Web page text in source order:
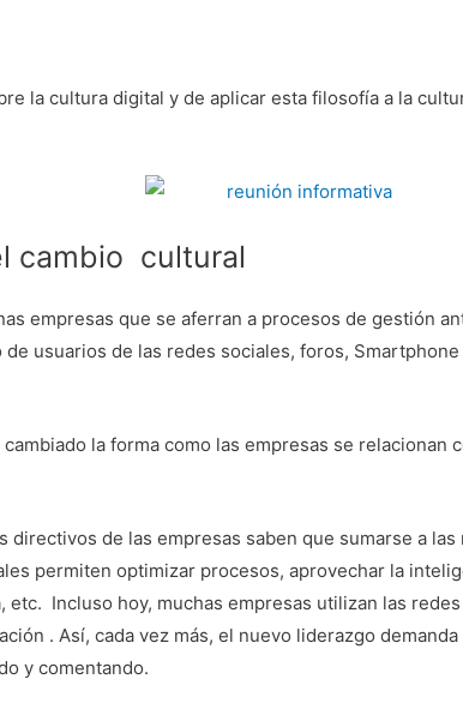
la cultura digital y de aplicar esta filosofía a la
cambio cultural
empresas que se aferran a procesos de gestión
usuarios de las redes sociales, foros,
la forma como las empresas se relacionan
directivos de las empresas saben que sumarse a
permiten optimizar procesos, aprovechar la
etc. Incluso hoy, muchas empresas utilizan las
. Así, cada vez más, el nuevo liderazgo
y comentando.